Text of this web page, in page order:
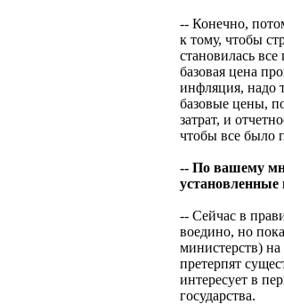
-- Конечно,
к тому, чтобы
становилась
базовая цена
инфляция, надо
базовые цены,
затрат, и
чтобы все было
-- По вашему
установленные
-- Сейчас в
воедино, но
министерств) на
претерпят
интересует в
государства.